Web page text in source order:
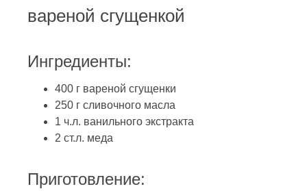
вареной сгущенкой
Ингредиенты:
400 г вареной сгущенки
250 г сливочного масла
1 ч.л. ванильного экстракта
2 ст.л. меда
Приготовление: